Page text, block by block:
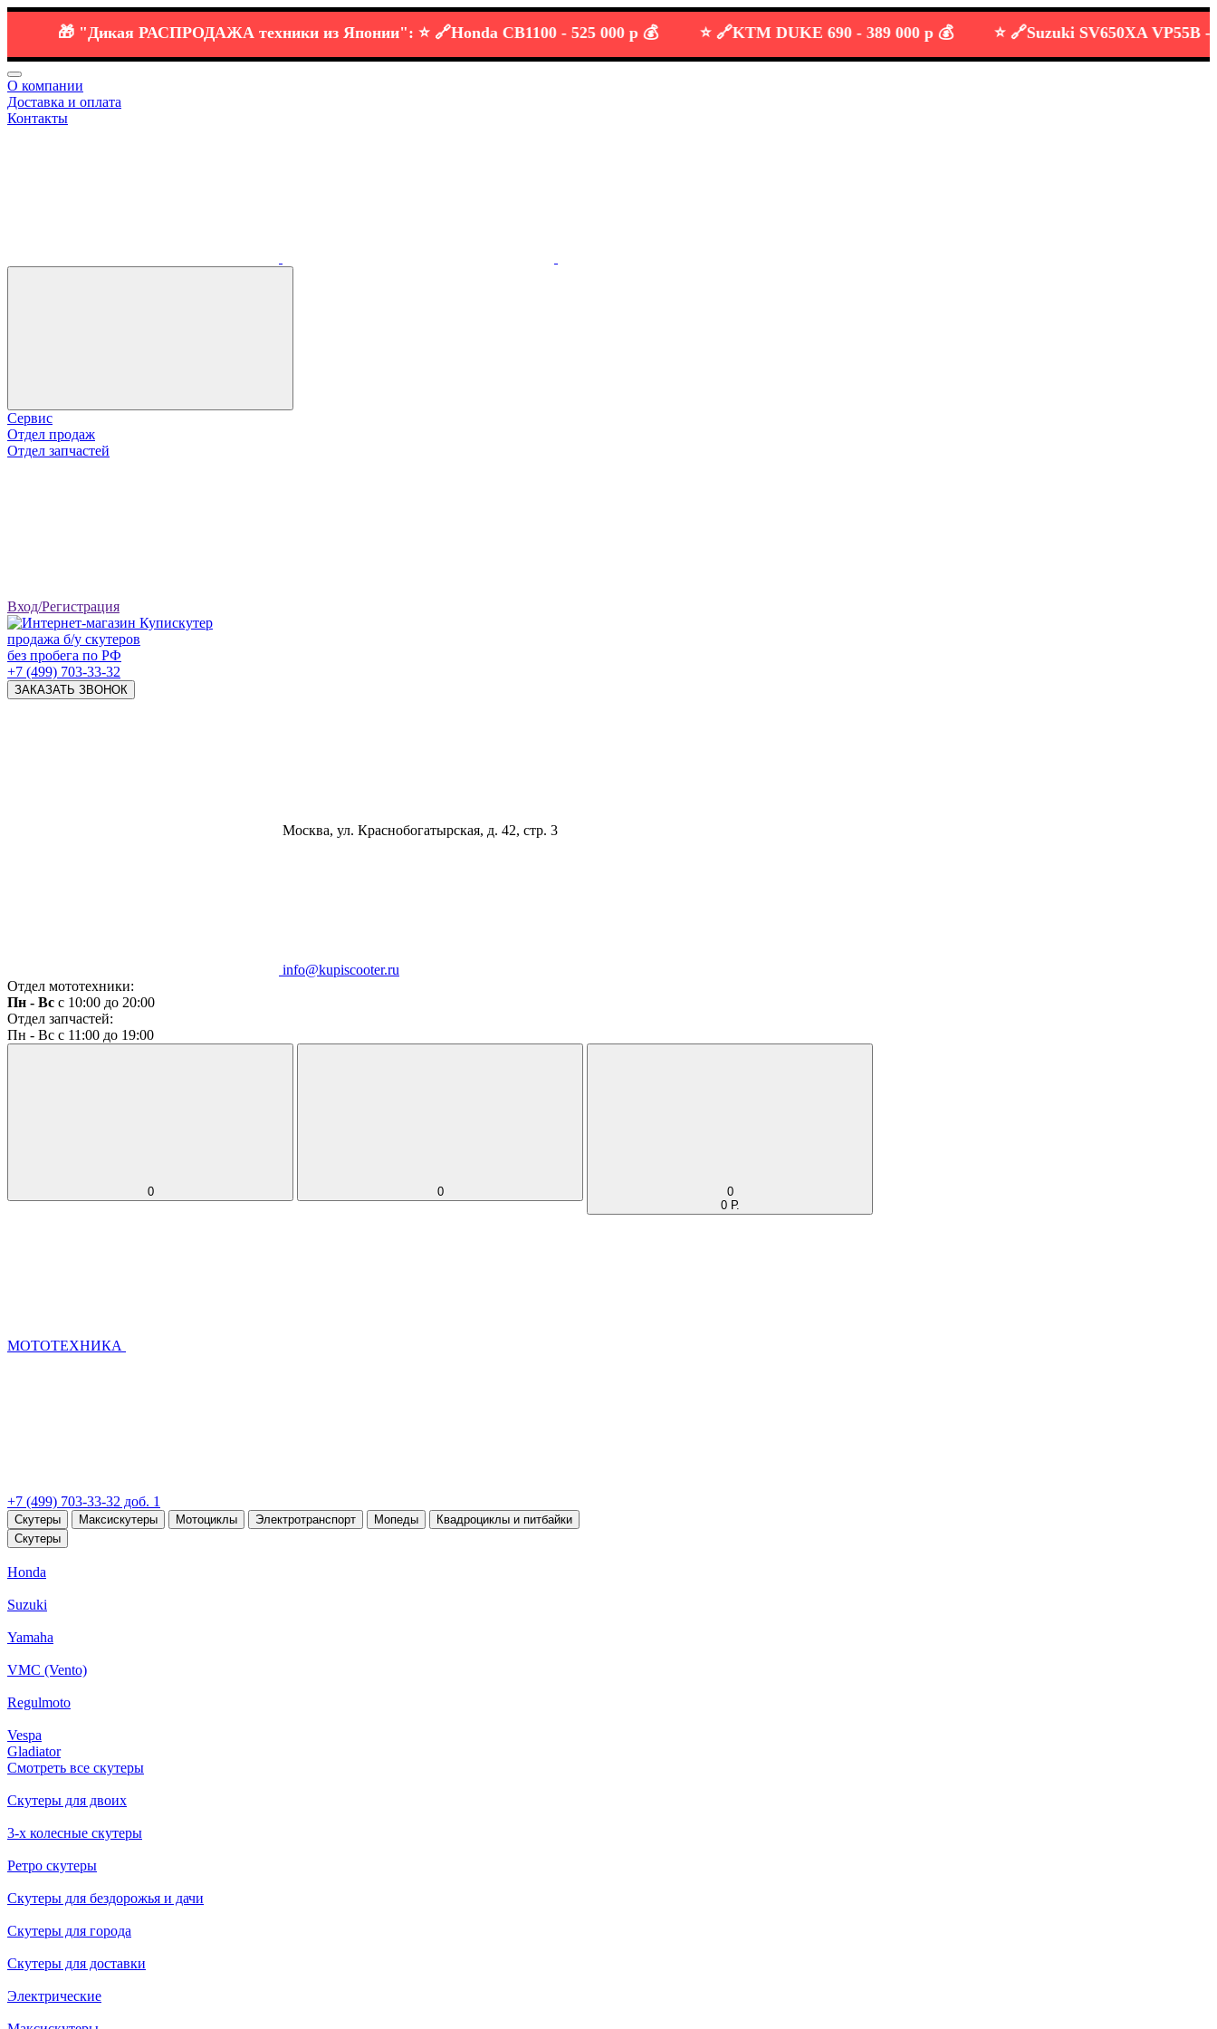
"Дикая РАСПРОДАЖАтехникииз Японии": ⭐️ 🔗Honda CB1100 -525 000 р 💰 KTM DUKE 690 - 389 000 р 💰 Suzuki SV650XA VP55B -549
О компании
Доставка и оплата
Контакты
Сервис
Отдел продаж
Отдел запчастей
Вход/Регистрация
продажа б/у скутеров
без пробега по РФ
+7 (499) 703-33-32
ЗАКАЗАТЬ ЗВОНОК
Москва, ул. Краснобогатырская, д. 42, стр. 3
info@kupiscooter.ru
Отдел мототехники:
Пн - Вс с 10:00 до 20:00
Отдел запчастей:
Пн - Вс с 11:00 до 19:00
0 0
0
0 Р.
МОТОТЕХНИКА
+7 (499) 703-33-32 доб. 1
Скутеры Максискутеры Мотоциклы Электротранспорт Мопеды
Квадроциклы и питбайки
Скутеры
Honda
Suzuki
Yamaha
VMC (Vento)
Regulmoto
Vespa
Gladiator
Смотреть все скутеры
Скутеры для двоих
3-х колесные скутеры
Ретро скутеры
Скутеры для бездорожья и дачи
Скутеры для города
Скутеры для доставки
Электрические